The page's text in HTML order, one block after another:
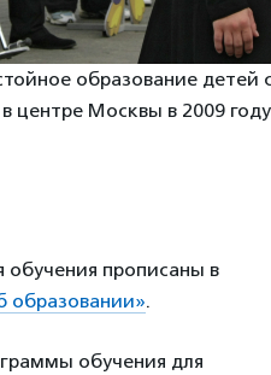
образование детей
центре Москвы в 2009
обучения прописаны в
образовании».
обучения для